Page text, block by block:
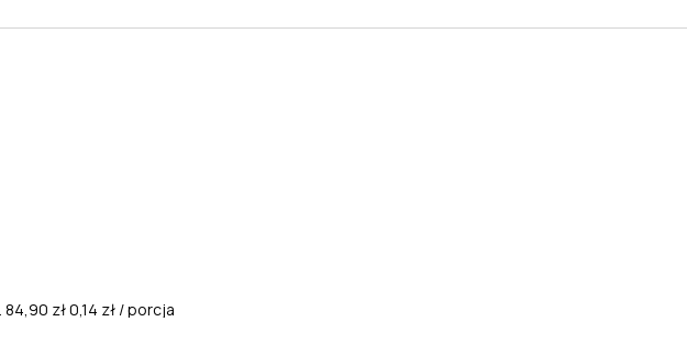
84,90 zł 0,14 zł / porcja